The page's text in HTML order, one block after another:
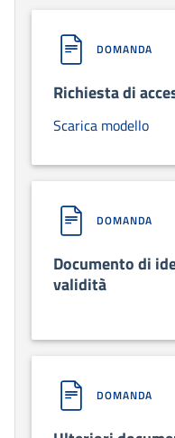
DOMANDA
Richiesta di
Scarica modello
DOMANDA
Documento di
validità
DOMANDA